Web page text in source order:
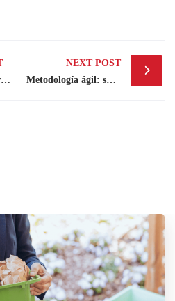
Litio de Latinoamérica: clave para cortar la dependencia de las cadenas de suministro de China
NEXT POST
Metodología ágil: su nuevo mejor aliado para la gestión de proyectos